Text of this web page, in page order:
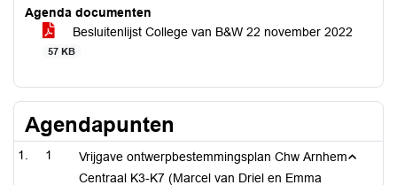
Agenda documenten
Besluitenlijst College van B&W 22 november 2022
57 KB
Agendapunten
1
Vrijgave ontwerpbestemmingsplan Chw Arnhem
Centraal K3-K7 (Marcel van Driel en Emma